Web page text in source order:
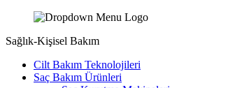
Sağlık-Kişisel Bakım
Cilt Bakım Teknolojileri
Saç Bakım Ürünleri